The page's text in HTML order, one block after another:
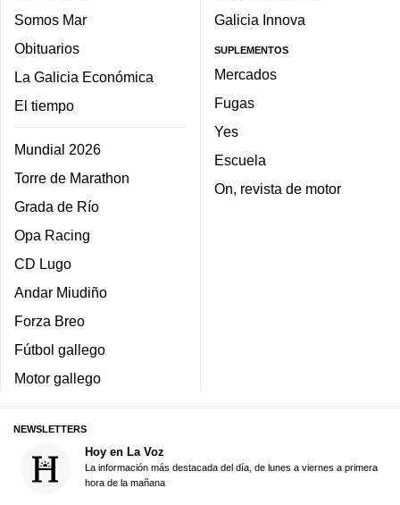
Somos Mar
Obituarios
La Galicia Económica
El tiempo
Mundial 2026
Torre de Marathon
Grada de Río
Opa Racing
CD Lugo
Andar Miudiño
Forza Breo
Fútbol gallego
Motor gallego
Galicia Innova
SUPLEMENTOS
Mercados
Fugas
Yes
Escuela
On, revista de motor
NEWSLETTERS
Hoy en La Voz
La información más destacada del día, de lunes a viernes a primera
hora de la mañana